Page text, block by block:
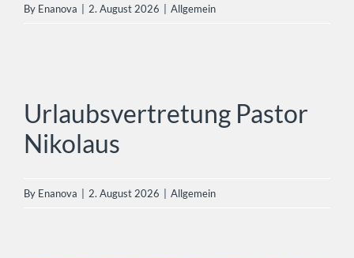
By Enanova 2. August 2026 Allgemein
Urlaubsvertretung Pastor
Nikolaus
By Enanova 2. August 2026 Allgemein